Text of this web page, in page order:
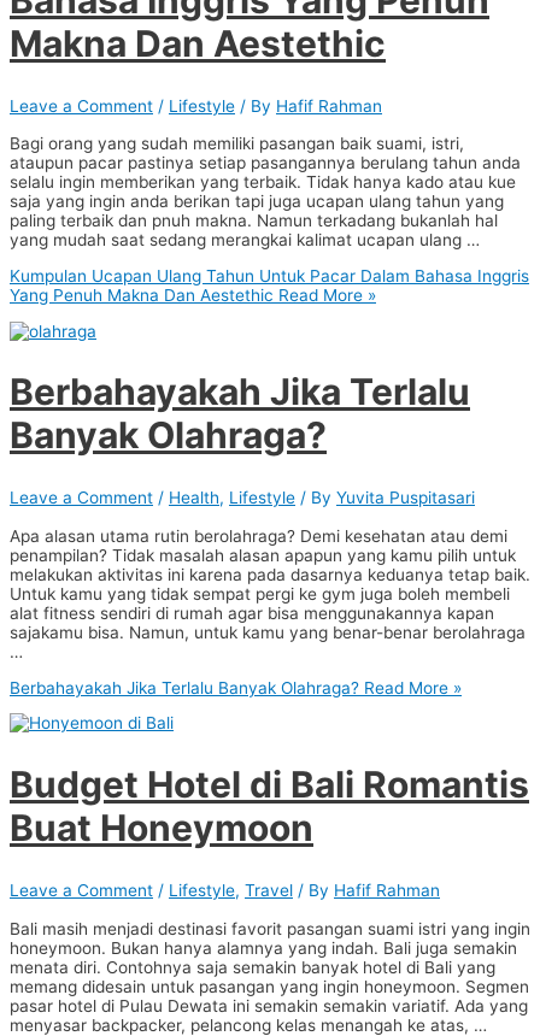
Makna Dan Aestethic
Leave a Comment / Lifestyle / By Hafif Rahman
Bagi orang yang sudah memiliki pasangan baik suami, istri,
ataupun pacar pastinya setiap pasangannya berulang tahun anda
selalu ingin memberikan yang terbaik. Tidak hanya kado atau kue
saja yang ingin anda berikan tapi juga ucapan ulang tahun yang
paling terbaik dan pnuh makna. Namun terkadang bukanlah hal
yang mudah saat sedang merangkai kalimat ucapan ulang …
Kumpulan Ucapan Ulang Tahun Untuk Pacar Dalam Bahasa Inggris
Yang Penuh Makna Dan Aestethic Read More »
Berbahayakah Jika Terlalu
Banyak Olahraga?
Leave a Comment / Health, Lifestyle / By Yuvita Puspitasari
Apa alasan utama rutin berolahraga? Demi kesehatan atau demi
penampilan? Tidak masalah alasan apapun yang kamu pilih untuk
melakukan aktivitas ini karena pada dasarnya keduanya tetap baik.
Untuk kamu yang tidak sempat pergi ke gym juga boleh membeli
alat fitness sendiri di rumah agar bisa menggunakannya kapan
sajakamu bisa. Namun, untuk kamu yang benar-benar berolahraga
…
Berbahayakah Jika Terlalu Banyak Olahraga? Read More »
Budget Hotel di Bali Romantis
Buat Honeymoon
Leave a Comment / Lifestyle, Travel / By Hafif Rahman
Bali masih menjadi destinasi favorit pasangan suami istri yang ingin
honeymoon. Bukan hanya alamnya yang indah. Bali juga semakin
menata diri. Contohnya saja semakin banyak hotel di Bali yang
memang didesain untuk pasangan yang ingin honeymoon. Segmen
pasar hotel di Pulau Dewata ini semakin semakin variatif. Ada yang
menyasar backpacker, pelancong kelas menangah ke atas, …